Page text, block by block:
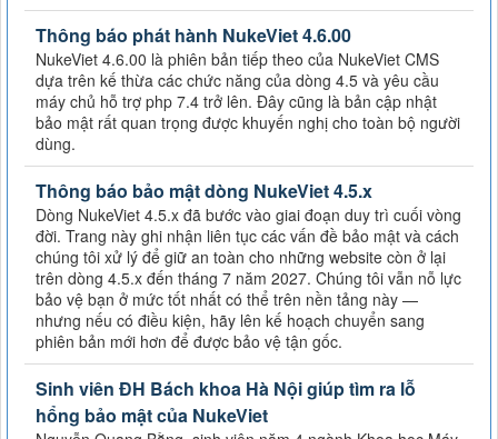
Thông báo phát hành NukeViet 4.6.00
NukeViet 4.6.00 là phiên bản tiếp theo của NukeViet CMS
dựa trên kế thừa các chức năng của dòng 4.5 và yêu cầu
máy chủ hỗ trợ php 7.4 trở lên. Đây cũng là bản cập nhật
bảo mật rất quan trọng được khuyến nghị cho toàn bộ người
dùng.
Thông báo bảo mật dòng NukeViet 4.5.x
Dòng NukeViet 4.5.x đã bước vào giai đoạn duy trì cuối vòng
đời. Trang này ghi nhận liên tục các vấn đề bảo mật và cách
chúng tôi xử lý để giữ an toàn cho những website còn ở lại
trên dòng 4.5.x đến tháng 7 năm 2027. Chúng tôi vẫn nỗ lực
bảo vệ bạn ở mức tốt nhất có thể trên nền tảng này —
nhưng nếu có điều kiện, hãy lên kế hoạch chuyển sang
phiên bản mới hơn để được bảo vệ tận gốc.
Sinh viên ĐH Bách khoa Hà Nội giúp tìm ra lỗ
hổng bảo mật của NukeViet